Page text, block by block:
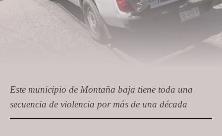
Este municipio de Montaña baja tiene toda una
secuencia de violencia por más de una década